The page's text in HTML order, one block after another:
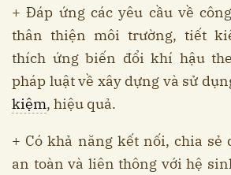
+ Đáp ứng các yêu cầu về
thân thiện môi trường, tiết
thích ứng biến đổi khí hậu
pháp luật về xây dựng và sử
kiệm, hiệu quả.
+ Có khả năng kết nối, chia sẻ
an toàn và liên thông với hệ